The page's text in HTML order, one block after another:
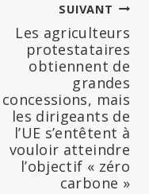
SUIVANT
Les agriculteurs
protestataires
obtiennent de
grandes
concessions, mais
les dirigeants de
l’UE s’entêtent à
vouloir atteindre
l’objectif « zéro
carbone »